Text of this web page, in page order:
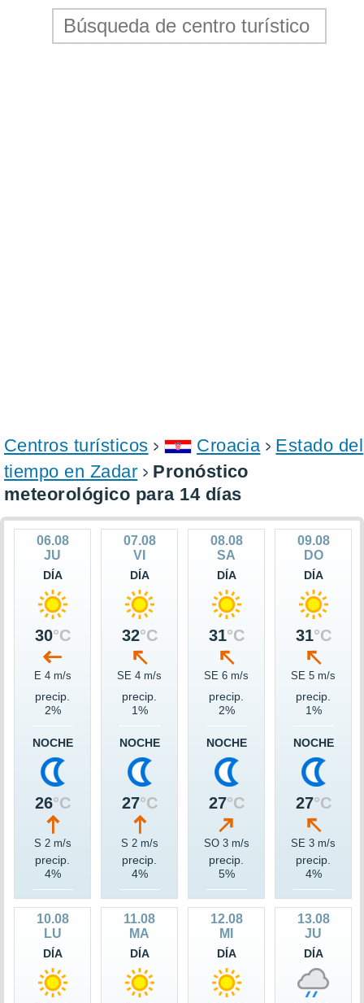
Centros turísticos Croacia
Estado del
tiempo en Zadar
Pronóstico
meteorológico para 14 días
06.08
JU
DÍA
30°C
E 4 m/s
precip.
2%
NOCHE
26°C
S 2 m/s
precip.
4%
07.08
VI
DÍA
32°C
SE 4 m/s
precip.
1%
NOCHE
27°C
S 2 m/s
precip.
4%
08.08
SA
DÍA
31°C
SE 6 m/s
precip.
2%
NOCHE
27°C
SO 3 m/s
precip.
5%
09.08
DO
DÍA
31°C
SE 5 m/s
precip.
1%
NOCHE
27°C
SE 3 m/s
precip.
4%
10.08
LU
DÍA
11.08
MA
DÍA
12.08
MI
DÍA
13.08
JU
DÍA